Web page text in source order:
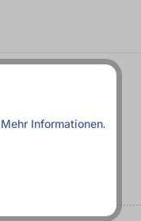
Mehr Informationen.